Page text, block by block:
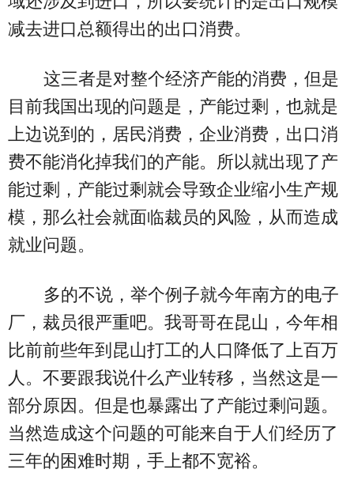
减去进口总额得出的出口消费。
这三者是对整个经济产能的消费，但是
目前我国出现的问题是，产能过剩，也就是
上边说到的，居民消费，企业消费，出口消
费不能消化掉我们的产能。所以就出现了产
能过剩，产能过剩就会导致企业缩小生产规
模，那么社会就面临裁员的风险，从而造成
就业问题。
多的不说，举个例子就今年南方的电子
厂，裁员很严重吧。我哥哥在昆山，今年相
比前前些年到昆山打工的人口降低了上百万
人。不要跟我说什么产业转移，当然这是一
部分原因。但是也暴露出了产能过剩问题。
当然造成这个问题的可能来自于人们经历了
三年的困难时期，手上都不宽裕。